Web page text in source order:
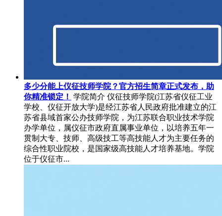
多少分能上仪征技师学院？官方招生简章正式发布，助
你精准锁定！ 学院简介 仪征技师学院(江苏省仪征工业
学校、仪征开放大学)是经江苏省人民政府批准建立的江
苏省县域首家公办技师学院，为江苏联合职业技术学院
办学单位，属仪征市政府直属事业单位，以培养五年一
贯制大专、技师、高级技工等高技能人才为主要任务的
综合性职业院校，是国家级高技能人才培养基地。学院
位于仪征市...